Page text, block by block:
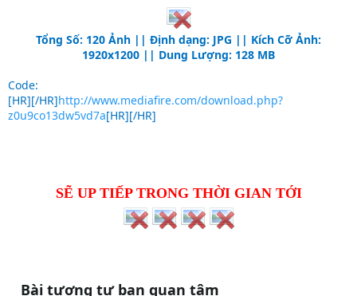
Tổng Số: 120 Ảnh || Định dạng: JPG || Kích Cỡ Ảnh:
1920x1200 || Dung Lượng: 128 MB
Code:
[HR][/HR]http://www.mediafire.com/download.php?
z0u9co13dw5vd7a[HR][/HR]
SẼ UP TIẾP TRONG THỜI GIAN TỚI
Bài tương tự bạn quan tâm